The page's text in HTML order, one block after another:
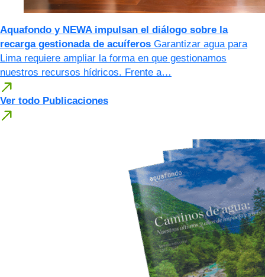
Aquafondo y NEWA impulsan el diálogo sobre la
recarga gestionada de acuíferos Garantizar agua para
Lima requiere ampliar la forma en que gestionamos
nuestros recursos hídricos. Frente a…
Ver todo Publicaciones